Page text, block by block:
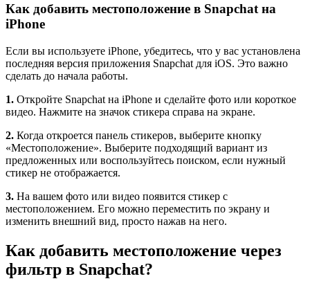
Как добавить местоположение в Snapchat на
iPhone
Если вы используете iPhone, убедитесь, что у вас установлена
последняя версия приложения Snapchat для iOS. Это важно
сделать до начала работы.
1. Откройте Snapchat на iPhone и сделайте фото или короткое
видео. Нажмите на значок стикера справа на экране.
2. Когда откроется панель стикеров, выберите кнопку
«Местоположение». Выберите подходящий вариант из
предложенных или воспользуйтесь поиском, если нужный
стикер не отображается.
3. На вашем фото или видео появится стикер с
местоположением. Его можно переместить по экрану и
изменить внешний вид, просто нажав на него.
Как добавить местоположение через
фильтр в Snapchat?